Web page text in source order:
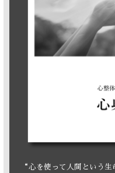
“心を使って人間という